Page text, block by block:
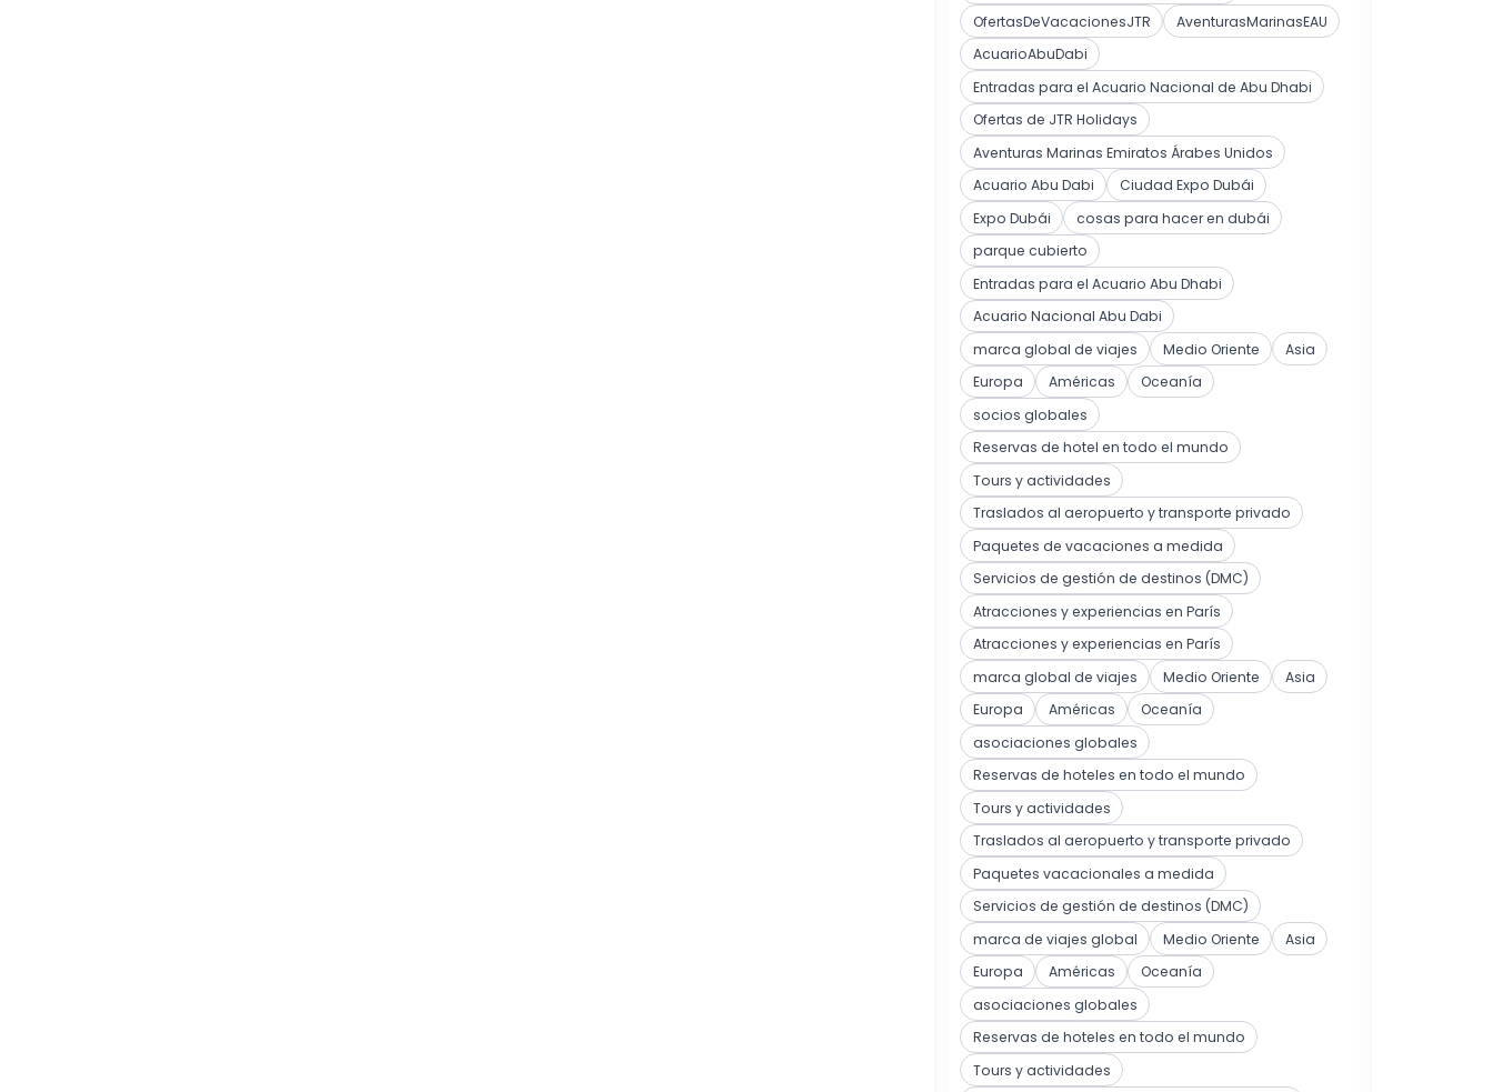
OfertasDeVacacionesJTR
AventurasMarinasEAU
AcuarioAbuDabi
Entradas para el Acuario Nacional de Abu Dhabi
Ofertas de JTR Holidays
Aventuras Marinas Emiratos Árabes Unidos
Acuario Abu Dabi
Ciudad Expo Dubái
Expo Dubái
cosas para hacer en dubái
parque cubierto
Entradas para el Acuario Abu Dhabi
Acuario Nacional Abu Dabi
marca global de viajes
Medio Oriente
Asia
Europa
Américas
Oceanía
socios globales
Reservas de hotel en todo el mundo
Tours y actividades
Traslados al aeropuerto y transporte privado
Paquetes de vacaciones a medida
Servicios de gestión de destinos (DMC)
Atracciones y experiencias en París
Atracciones y experiencias en París
marca global de viajes
Medio Oriente
Asia
Europa
Américas
Oceanía
asociaciones globales
Reservas de hoteles en todo el mundo
Tours y actividades
Traslados al aeropuerto y transporte privado
Paquetes vacacionales a medida
Servicios de gestión de destinos (DMC)
marca de viajes global
Medio Oriente
Asia
Europa
Américas
Oceanía
asociaciones globales
Reservas de hoteles en todo el mundo
Tours y actividades